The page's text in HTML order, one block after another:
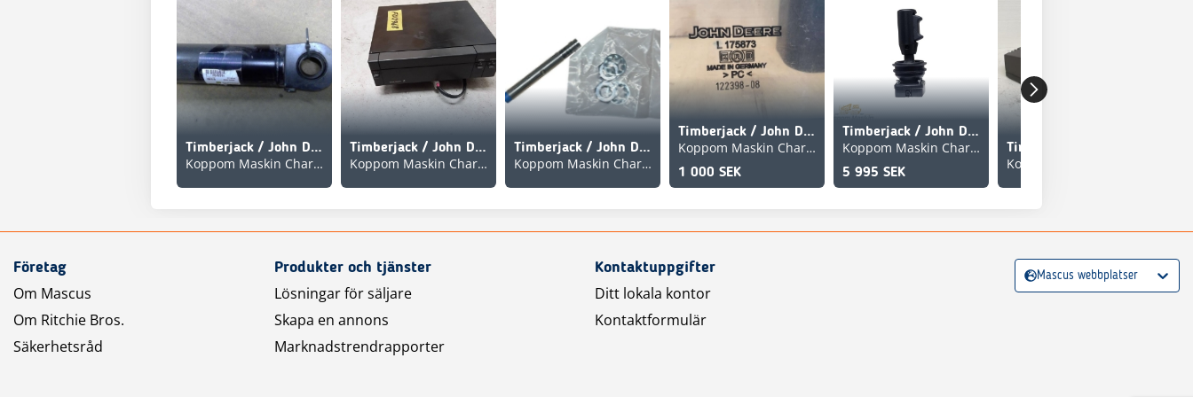
Timberjack / John Deere F015291 Grindcylinder 1210, 1210B
Koppom Maskin Charlottenberg
Timberjack / John Deere F012968 EPU 40 Skrivare 870B, 1270
Koppom Maskin Charlottenberg
Timberjack / John Deere F074336, Givare. 1510E , 1910E
Koppom Maskin Charlottenberg
Timberjack / John Deere L175873
Koppom Maskin Charlottenberg
1 000 SEK
Timberjack / John Deere F685020
Koppom Maskin Charlottenberg
5 995 SEK
Företag
Om Mascus
Om Ritchie Bros.
Säkerhetsråd
Produkter och tjänster
Lösningar för säljare
Skapa en annons
Marknadstrendrapporter
Kontaktuppgifter
Ditt lokala kontor
Kontaktformulär
Mascus webbplatser